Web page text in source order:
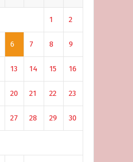
1 2
6 7 8 9
13 14 15 16
20 21 22 23
27 28 29 30